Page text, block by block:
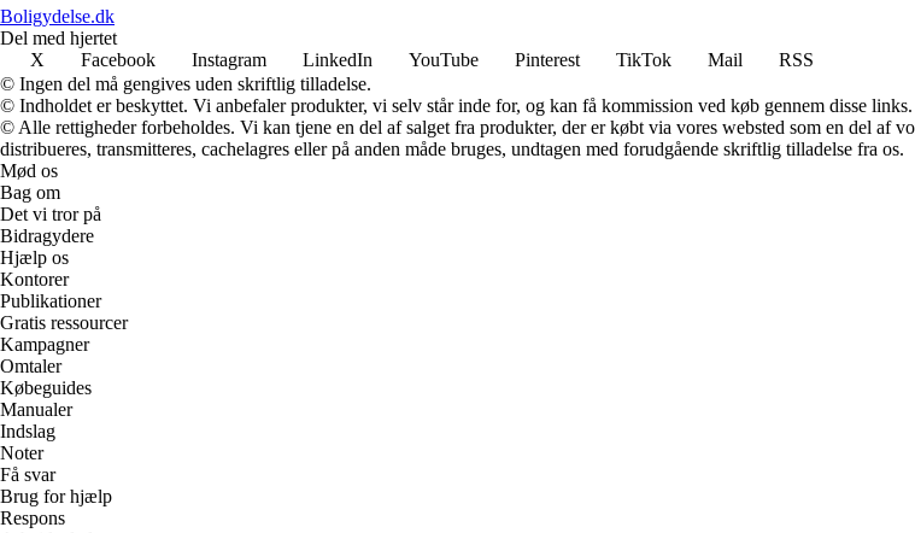
Boligydelse.dk
Del med hjertet
X
Facebook Instagram LinkedIn YouTube Pinterest TikTok Mail
RSS
© Ingen del må gengives uden skriftlig tilladelse.
© Indholdet er beskyttet. Vi anbefaler produkter, vi selv står inde for, og kan få kommission ved køb gennem disse links.
© Alle rettigheder forbeholdes. Vi kan tjene en del af salget fra produkter, der er købt via vores websted som en del af
distribueres, transmitteres, cachelagres eller på anden måde bruges, undtagen med forudgående skriftlig tilladelse fra os.
Mød os
Bag om
Det vi tror på
Bidragydere
Hjælp os
Kontorer
Publikationer
Gratis ressourcer
Kampagner
Omtaler
Købeguides
Manualer
Indslag
Noter
Få svar
Brug for hjælp
Respons